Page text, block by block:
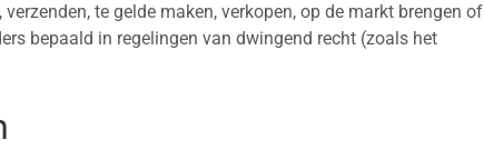
te gelde maken, verkopen, op de markt brengen of
bepaald in regelingen van dwingend recht (zoals het